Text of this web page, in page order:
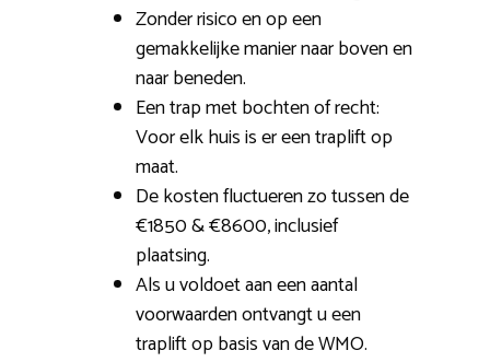
Zonder risico en op een
gemakkelijke manier naar boven en
naar beneden.
Een trap met bochten of recht:
Voor elk huis is er een traplift op
maat.
De kosten fluctueren zo tussen de
€1850 & €8600, inclusief
plaatsing.
Als u voldoet aan een aantal
voorwaarden ontvangt u een
traplift op basis van de WMO.